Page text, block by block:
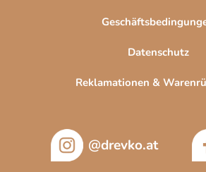
Datenschutz
Reklamationen &
@drevko.at